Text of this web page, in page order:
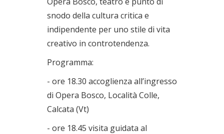
snodo della cultura critica e
indipendente per uno stile di vita
creativo in controtendenza.
Programma:
- ore 18.30 accoglienza all’ingresso
di Opera Bosco, Località Colle,
Calcata (Vt)
- ore 18.45 visita guidata al